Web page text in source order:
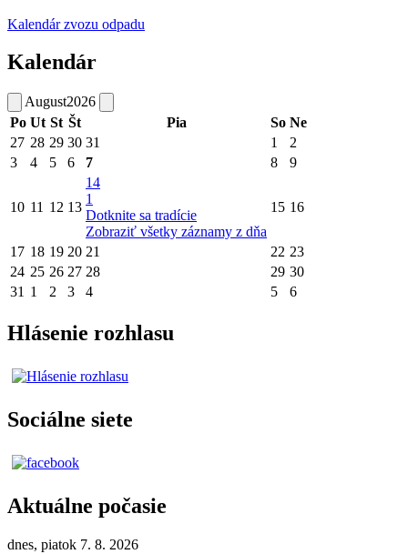
Kalendár zvozu odpadu
Kalendár
August2026
Po Ut St Št Pia So Ne
27 28 29 30 31 1
2
3
4 5 6 7 8 9
10 11 12 13
14
1
Dotknite sa tradície
Zobraziť všetky záznamy z dňa
15 16
17 18 19 20 21 22 23
24 25 26 27 28 29 30
31 1 2 3 4 5 6
Hlásenie rozhlasu
Sociálne siete
Aktuálne počasie
dnes, piatok 7. 8. 2026